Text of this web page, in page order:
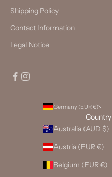
Shipping Policy
Contact Information
Legal Notice
Germany (EUR €)
Country
Australia (AUD $)
Austria (EUR €)
Belgium (EUR €)